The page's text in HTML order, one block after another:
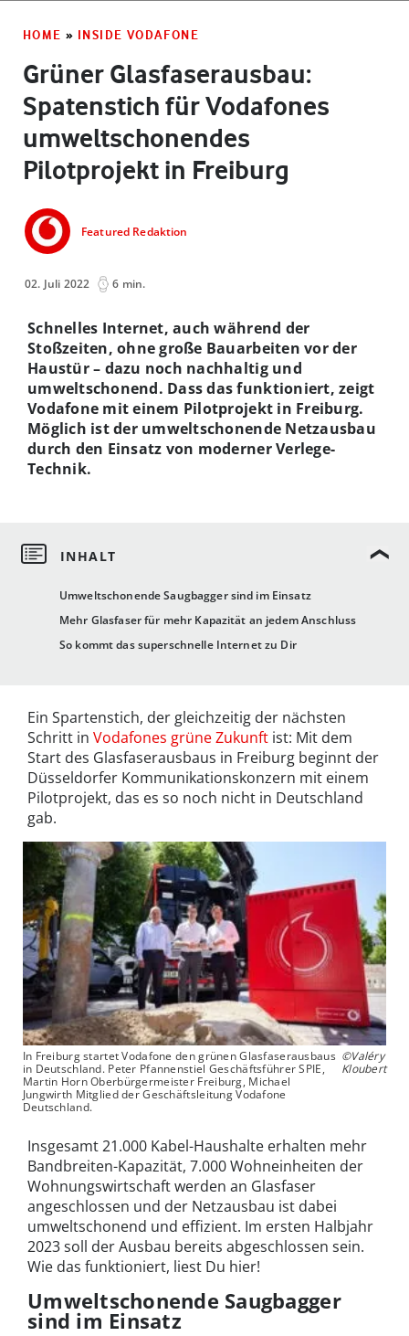
HOME » INSIDE VODAFONE
Grüner Glasfaserausbau:
Spatenstich für Vodafones
umweltschonendes
Pilotprojekt in Freiburg
Featured Redaktion
02. Juli 2022 6 min.
Umweltschonende Saugbagger sind im Einsatz
Mehr Glasfaser für mehr Kapazität an jedem Anschluss
So kommt das superschnelle Internet zu Dir
Schnelles Internet, auch während der
Stoßzeiten, ohne große Bauarbeiten vor der
Haustür – dazu noch nachhaltig und
umweltschonend. Dass das funktioniert, zeigt
Vodafone mit einem Pilotprojekt in Freiburg.
Möglich ist der umweltschonende Netzausbau
durch den Einsatz von moderner Verlege-
Technik.
Ein Spartenstich, der gleichzeitig der nächsten
Schritt in Vodafones grüne Zukunft ist: Mit dem
Start des Glasfaserausbaus in Freiburg beginnt der
Düsseldorfer Kommunikationskonzern mit einem
Pilotprojekt, das es so noch nicht in Deutschland
gab.
In Freiburg startet Vodafone den grünen Glasfaserausbaus
in Deutschland. Peter Pfannenstiel Geschäftsführer SPIE,
Martin Horn Oberbürgermeister Freiburg, Michael
Jungwirth Mitglied der Geschäftsleitung Vodafone
Deutschland.
©Valéry
Kloubert
Insgesamt 21.000 Kabel-Haushalte erhalten mehr
Bandbreiten-Kapazität, 7.000 Wohneinheiten der
Wohnungswirtschaft werden an Glasfaser
angeschlossen und der Netzausbau ist dabei
umweltschonend und effizient. Im ersten Halbjahr
2023 soll der Ausbau bereits abgeschlossen sein.
Wie das funktioniert, liest Du hier!
Umweltschonende Saugbagger
sind im Einsatz